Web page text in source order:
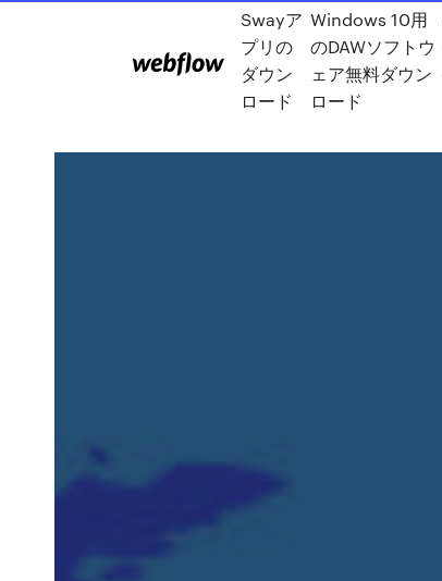
Swayア
プリの
ダウン
ロード
Windows 10用
のDAWソフトウ
ェア無料ダウン
ロード